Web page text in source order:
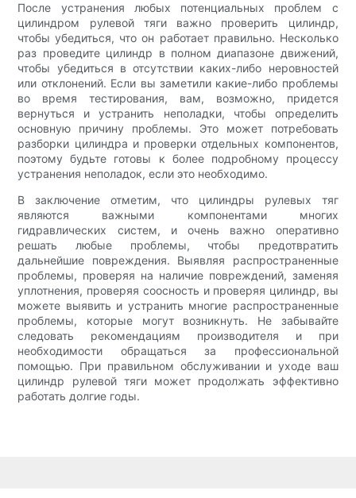
После устранения любых потенциальных проблем с
цилиндром рулевой тяги важно проверить цилиндр,
чтобы убедиться, что он работает правильно. Несколько
раз проведите цилиндр в полном диапазоне движений,
чтобы убедиться в отсутствии каких-либо неровностей
или отклонений. Если вы заметили какие-либо проблемы
во время тестирования, вам, возможно, придется
вернуться и устранить неполадки, чтобы определить
основную причину проблемы. Это может потребовать
разборки цилиндра и проверки отдельных компонентов,
поэтому будьте готовы к более подробному процессу
устранения неполадок, если это необходимо.
В заключение отметим, что цилиндры рулевых тяг
являются важными компонентами многих
гидравлических систем, и очень важно оперативно
решать любые проблемы, чтобы предотвратить
дальнейшие повреждения. Выявляя распространенные
проблемы, проверяя на наличие повреждений, заменяя
уплотнения, проверяя соосность и проверяя цилиндр, вы
можете выявить и устранить многие распространенные
проблемы, которые могут возникнуть. Не забывайте
следовать рекомендациям производителя и при
необходимости обращаться за профессиональной
помощью. При правильном обслуживании и уходе ваш
цилиндр рулевой тяги может продолжать эффективно
работать долгие годы.